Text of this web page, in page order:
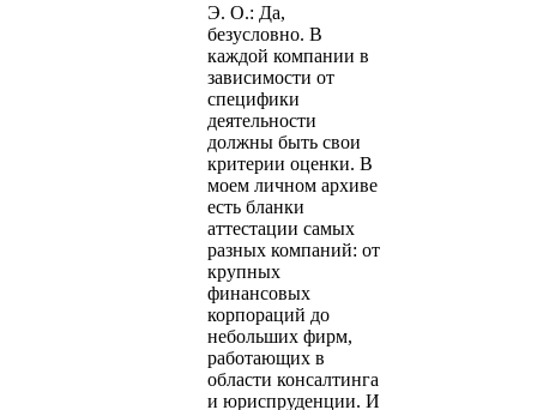
Э. О.: Да,
безусловно. В
каждой компании в
зависимости от
специфики
деятельности
должны быть свои
критерии оценки. В
моем личном архиве
есть бланки
аттестации самых
разных компаний: от
крупных
финансовых
корпораций до
небольших фирм,
работающих в
области консалтинга
и юриспруденции. И